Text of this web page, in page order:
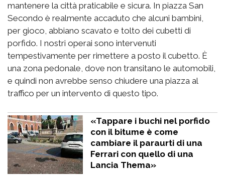
mantenere la città praticabile e sicura. In piazza San
Secondo è realmente accaduto che alcuni bambini,
per gioco, abbiano scavato e tolto dei cubetti di
porfido. I nostri operai sono intervenuti
tempestivamente per rimettere a posto il cubetto. È
una zona pedonale, dove non transitano le automobili,
e quindi non avrebbe senso chiudere una piazza al
traffico per un intervento di questo tipo.
«Tappare i buchi nel porfido
con il bitume è come
cambiare il paraurti di una
Ferrari con quello di una
Lancia Thema»